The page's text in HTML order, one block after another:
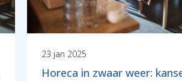
23 jan 2025
Horeca in zwaar weer: